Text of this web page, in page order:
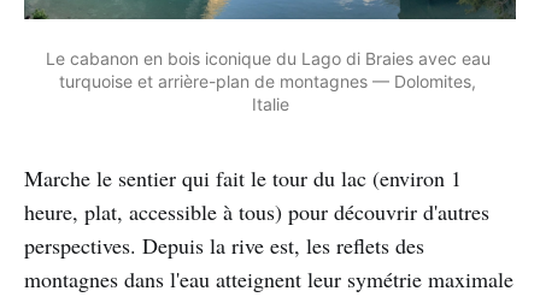
Le cabanon en bois iconique du Lago di Braies avec eau
turquoise et arrière-plan de montagnes — Dolomites,
Italie
Marche le sentier qui fait le tour du lac (environ 1
heure, plat, accessible à tous) pour découvrir d'autres
perspectives. Depuis la rive est, les reflets des
montagnes dans l'eau atteignent leur symétrie maximale